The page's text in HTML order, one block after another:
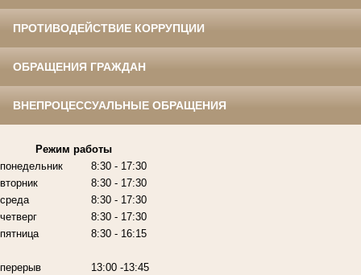
ПРОТИВОДЕЙСТВИЕ КОРРУПЦИИ
ОБРАЩЕНИЯ ГРАЖДАН
ВНЕПРОЦЕССУАЛЬНЫЕ ОБРАЩЕНИЯ
Режим работы
понедельник
вторник
среда
четверг
пятница
перерыв
8:30 - 17:30
8:30 - 17:30
8:30 - 17:30
8:30 - 17:30
8:30 - 16:15
13:00 -13:45